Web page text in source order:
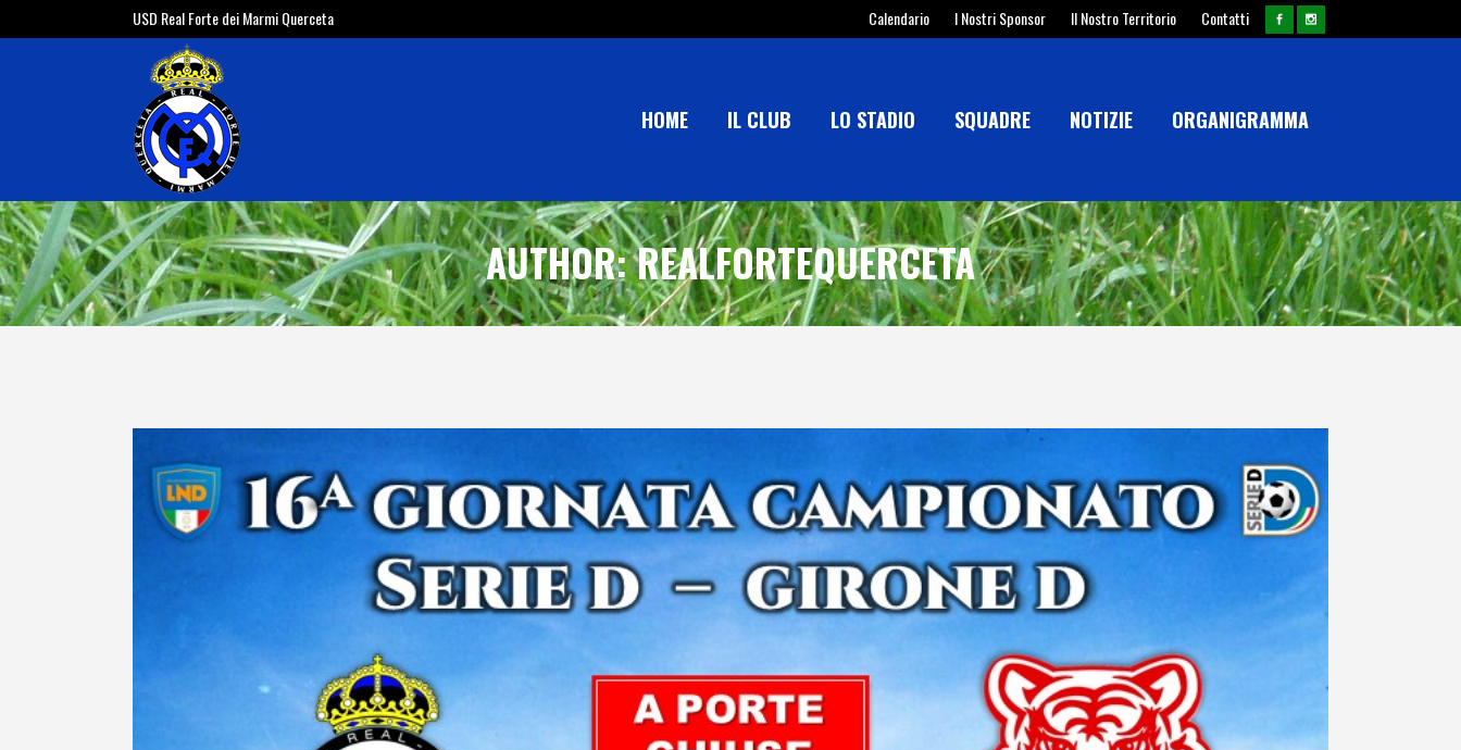
USD Real Forte dei Marmi Querceta Calendario I Nostri Sponsor Il Nostro Territorio Contatti
HOME IL CLUB LO STADIO SQUADRE NOTIZIE ORGANIGRAMMA
AUTHOR: REALFORTEQUERCETA